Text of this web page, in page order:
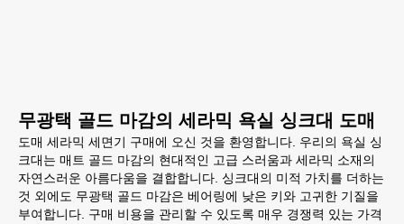
무광택 골드 마감의 세라믹 욕실 싱크대 도매
도매 세라믹 세면기 구매에 오신 것을 환영합니다. 우리의 욕실 싱
크대는 매트 골드 마감의 현대적인 고급 스러움과 세라믹 소재의
자연스러운 아름다움을 결합합니다. 싱크대의 미적 가치를 더하는
것 외에도 무광택 골드 마감은 베어링에 낮은 키와 고귀한 기질을
부여합니다. 구매 비용을 관리할 수 있도록 매우 경쟁력 있는 가격